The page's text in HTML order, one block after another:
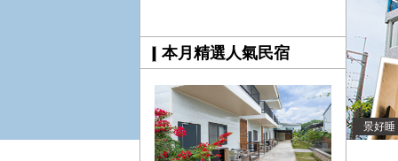
本月精選人氣民宿
景好睡